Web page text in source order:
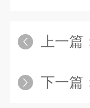
上一篇
下一篇